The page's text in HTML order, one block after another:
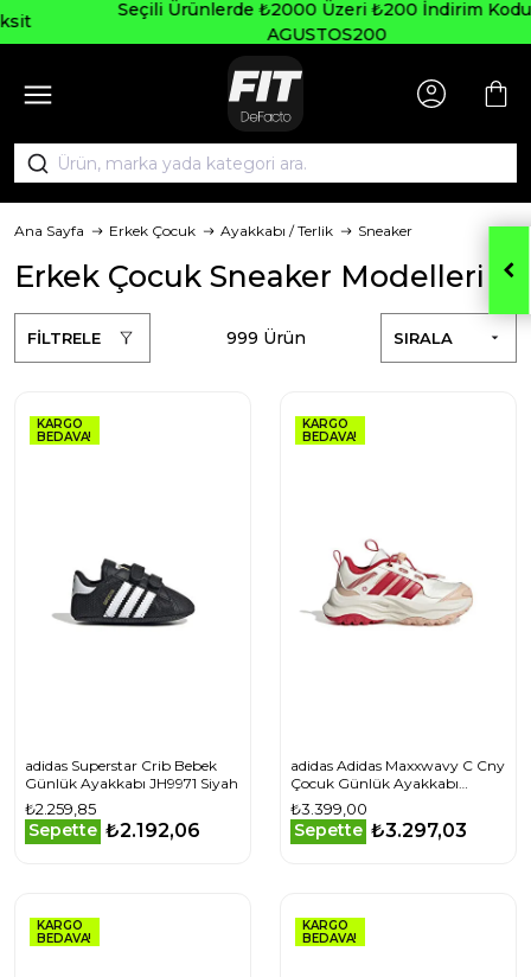
Seçili Ürünlerde ₺2000 Üzeri ₺200 İndirim Kodu:
AGUSTOS200
Ana Sayfa Erkek Çocuk Ayakkabı / Terlik Sneaker
Erkek Çocuk Sneaker Modelleri
FİLTRELE SIRALA
999 Ürün
KARGO
BEDAVA!
adidas Superstar Crib Bebek
Günlük Ayakkabı JH9971 Siyah
₺2.259,85
Sepette ₺2.192,06
KARGO
BEDAVA!
adidas Adidas Maxxwavy C Cny
Çocuk Günlük Ayakkabı
JS3086 Beyaz
₺3.399,00
Sepette ₺3.297,03
KARGO
BEDAVA!
KARGO
BEDAVA!